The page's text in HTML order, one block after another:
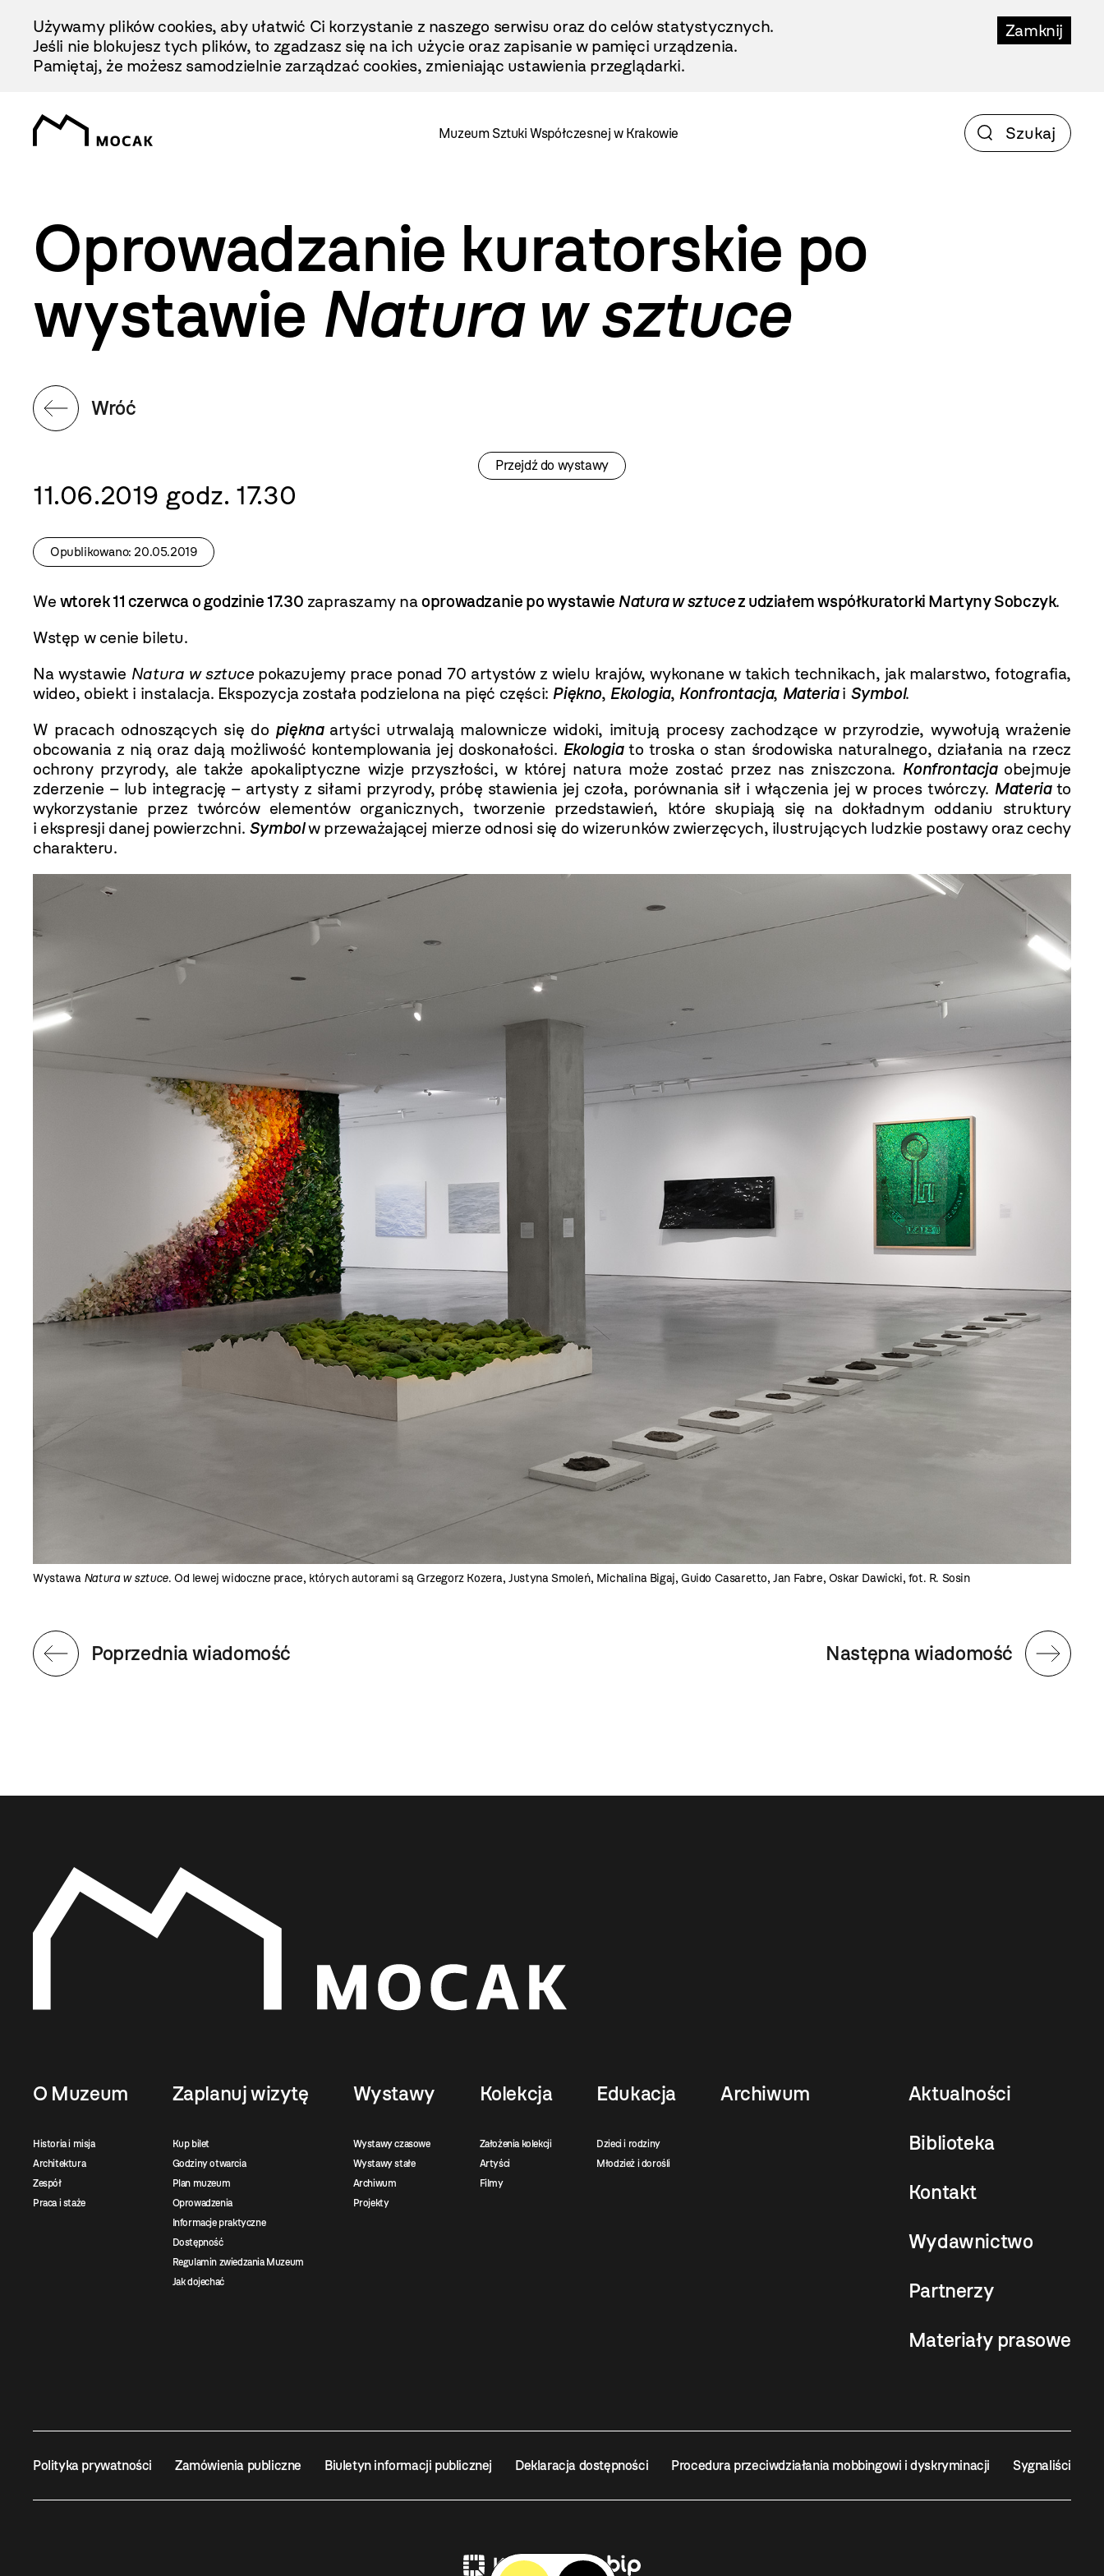
Treści
Zamknij
Używamy plików cookies, aby ułatwić Ci korzystanie z naszego serwisu oraz do celów statystycznych.
Jeśli nie blokujesz tych plików, to zgadzasz się na ich użycie oraz zapisanie w pamięci urządzenia.
Pamiętaj, że możesz samodzielnie zarządzać cookies, zmieniając ustawienia przeglądarki.
Muzeum Sztuki Współczesnej w Krakowie
Oprowadzanie kuratorskie po
wystawie Natura w sztuce
Wróć
Przejdź do wystawy
11.06.2019 godz. 17.30
Opublikowano: 20.05.2019
We wtorek 11 czerwca o godzinie 17.30 zapraszamy naoprowadzanie po wystawie Natura w sztucez udziałem współkuratorki Martyny Sobczyk.
Wstęp w cenie biletu.
Na wystawie Natura w sztucepokazujemy prace ponad 70 artystów z wielu krajów, wykonane w takich technikach, jak malarstwo, fotografia,
wideo, obiekt i instalacja. Ekspozycja została podzielona na pięć części: Piękno, Ekologia, Konfrontacja, Materiai Symbol.
W pracach odnoszących się do pięknaartyści utrwalają malownicze widoki, imitują procesy zachodzące w przyrodzie, wywołują wrażenie
obcowania z nią oraz dają możliwość kontemplowania jej doskonałości. Ekologiato troska o stan środowiska naturalnego, działania na rzecz
ochrony przyrody, ale także apokaliptyczne wizje przyszłości, w której natura może zostać przez nas zniszczona. Konfrontacjaobejmuje
zderzenie – lub integrację – artysty z siłami przyrody, próbę stawienia jej czoła, porównania sił i włączenia jej w proces twórczy. Materiato
wykorzystanie przez twórców elementów organicznych, tworzenie przedstawień, które skupiają się na dokładnym oddaniu struktury
i ekspresji danej powierzchni. Symbolw przeważającej mierze odnosi się do wizerunków zwierzęcych, ilustrujących ludzkie postawy oraz cechy
charakteru.
Wystawa Natura w sztuce. Od lewej widoczne prace, których autorami są Grzegorz Kozera, Justyna Smoleń, Michalina Bigaj, Guido Casaretto, Jan Fabre, Oskar Dawicki, fot. R. Sosin
Następna wiadomość
Poprzednia wiadomość
O Muzeum
Historia i misja
Architektura
Zespół
Praca i staże
Zaplanuj wizytę
Kup bilet
Godziny otwarcia
Plan muzeum
Oprowadzenia
Informacje praktyczne
Dostępność
Regulamin zwiedzania Muzeum
Jak dojechać
Wystawy
Wystawy czasowe
Wystawy stałe
Archiwum
Projekty
Kolekcja
Założenia kolekcji
Artyści
Filmy
Edukacja
Dzieci i rodziny
Młodzież i dorośli
Archiwum Aktualności
Biblioteka
Kontakt
Wydawnictwo
Partnerzy
Materiały prasowe
Polityka prywatności Zamówienia publiczne Biuletyn informacji publicznej Deklaracja dostępności Procedura przeciwdziałania mobbingowi i dyskryminacji Sygnaliści